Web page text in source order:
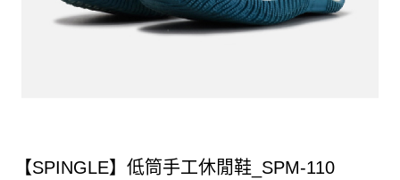
【SPINGLE】低筒手工休閒鞋_SPM-110